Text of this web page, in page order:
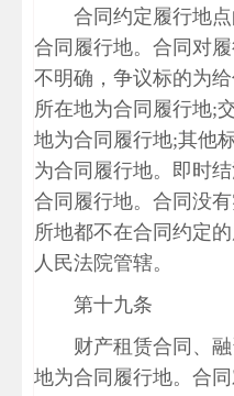
合同约定履行地
合同履行地。合同对
不明确，争议标的为
所在地为合同履行地;
地为合同履行地;其他
为合同履行地。即时
合同履行地。合同没
所地都不在合同约定
人民法院管辖。
第十九条
财产租赁合同、
地为合同履行地。合